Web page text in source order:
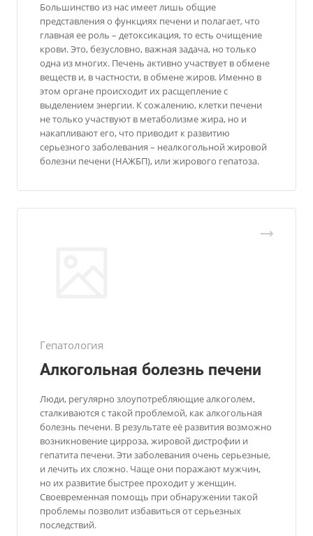
Большинство из нас имеет лишь общие
представления о функциях печени и полагает, что
главная ее роль – детоксикация, то есть очищение
крови. Это, безусловно, важная задача, но только
одна из многих. Печень активно участвует в обмене
веществ и, в частности, в обмене жиров. Именно в
этом органе происходит их расщепление с
выделением энергии. К сожалению, клетки печени
не только участвуют в метаболизме жира, но и
накапливают его, что приводит к развитию
серьезного заболевания – неалкогольной жировой
болезни печени (НАЖБП), или жирового гепатоза.
Гепатология
Алкогольная болезнь печени
Люди, регулярно злоупотребляющие алкоголем,
сталкиваются с такой проблемой, как алкогольная
болезнь печени. В результате её развития возможно
возникновение цирроза, жировой дистрофии и
гепатита печени. Эти заболевания очень серьезные,
и лечить их сложно. Чаще они поражают мужчин,
но их развитие быстрее проходит у женщин.
Своевременная помощь при обнаружении такой
проблемы позволит избавиться от серьезных
последствий.